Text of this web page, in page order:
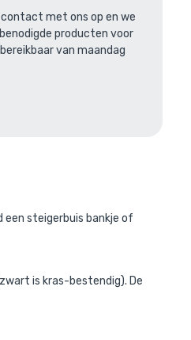
met ons op en we
producten voor
van maandag
steigerbuis bankje of
is kras-bestendig). De